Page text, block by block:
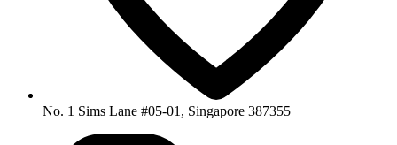
No. 1 Sims Lane #05-01, Singapore 387355